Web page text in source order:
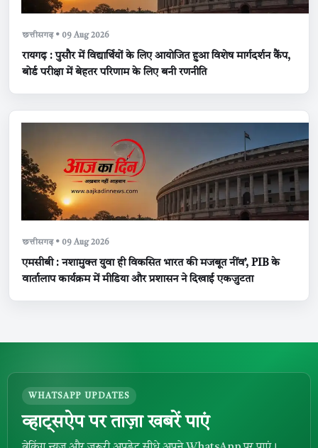
छत्तीसगढ़ • 09 Aug 2026
रायगढ़ : पुसौर में विद्यार्थियों के लिए आयोजित हुआ विशेष मार्गदर्शन कैंप,
बोर्ड परीक्षा में बेहतर परिणाम के लिए बनी रणनीति
छत्तीसगढ़ • 09 Aug 2026
एमसीबी : नशामुक्त युवा ही विकसित भारत की मजबूत नींव’, PIB के
वार्तालाप कार्यक्रम में मीडिया और प्रशासन ने दिखाई एकजुटता
WHATSAPP UPDATES
व्हाट्सऐप पर ताज़ा खबरें पाएं